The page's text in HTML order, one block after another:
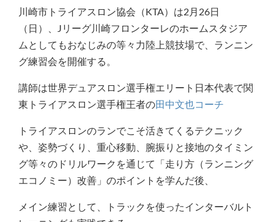
川崎市トライアスロン協会（KTA）は2月26日
（日）、Jリーグ川崎フロンターレのホームスタジア
ムとしてもおなじみの等々力陸上競技場で、ランニン
グ練習会を開催する。
講師は世界デュアスロン選手権エリート日本代表で関
東トライアスロン選手権王者の田中文也コーチ
トライアスロンのランでこそ活きてくるテクニック
や、姿勢づくり、重心移動、腕振りと接地のタイミン
グ等々のドリルワークを通じて「走り方（ランニング
エコノミー）改善」のポイントを学んだ後、
メイン練習として、トラックを使ったインターバルト